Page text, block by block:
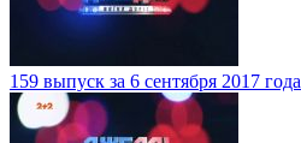
159 выпуск за 6 сентября 2017 года